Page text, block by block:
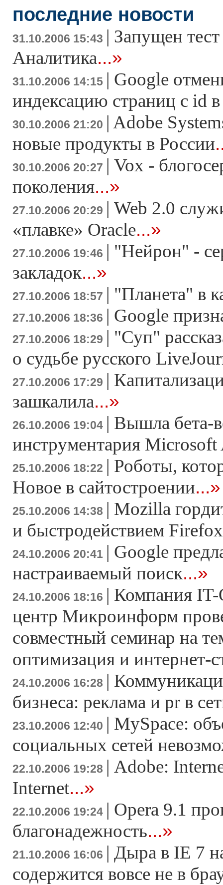
последние новости
31.10.2006 15:43 | Запущен
Аналитика...»
31.10.2006 14:15 | Google
индексацию страниц с id
30.10.2006 21:20 | Adobe
новые продукты в России
30.10.2006 20:27 | Vox -
поколения...»
27.10.2006 20:29 | Web 2.0
«плавке» Oracle...»
27.10.2006 19:46 | "Нейрон" -
закладок...»
27.10.2006 18:57 | "Планета" в
27.10.2006 18:36 | Google
27.10.2006 18:29 | "Суп"
о судьбе русского
27.10.2006 17:29 |
зашкалила...»
26.10.2006 19:04 | Вышла бета-
инструментария Microsoft
25.10.2006 18:22 | Роботы,
Новое в сайтостроении...»
25.10.2006 14:38 | Mozilla
и быстродействием
24.10.2006 20:41 | Google
настраиваемый поиск...»
24.10.2006 18:16 | Компания
центр Микроинформ
совместный семинар на
оптимизация и интернет-
24.10.2006 16:28 |
бизнеса: реклама и pr в
23.10.2006 12:40 | MySpace:
социальных сетей
22.10.2006 19:28 | Adobe:
Internet...»
22.10.2006 19:24 | Opera 9.1
благонадежность...»
21.10.2006 16:06 | Дыра в IE 7
содержится вовсе не в